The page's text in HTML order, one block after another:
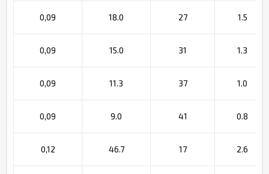
0,09 18.0 27 1.5
0,09 15.0 31 1.3
0,09 11.3 37 1.0
0,09 9.0 41 0.8
0,12 46.7 17 2.6